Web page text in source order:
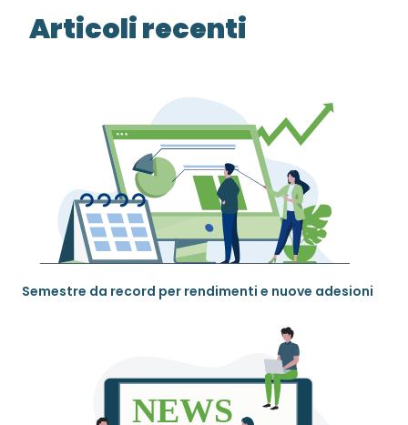
Articoli recenti
Semestre da record per rendimenti e nuove adesioni